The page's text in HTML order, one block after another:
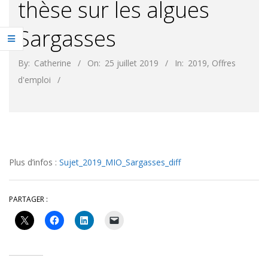
thèse sur les algues
Sargasses
By: Catherine On: 25 juillet 2019 In: 2019, Offres
d'emploi
Plus d’infos : Sujet_2019_MIO_Sargasses_diff
PARTAGER :